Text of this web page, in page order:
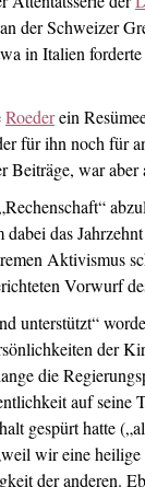
der Schweizer
in Italien
Roederein
für ihn noch für
war
das
Aktivismus
Vorwurf
unterstützt“
der
die
auf seine
gespürt hatte
wir eine
der anderen.